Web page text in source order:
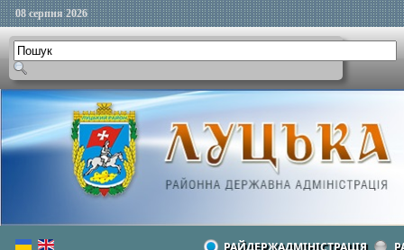
08 серпня 2026
РАЙДЕРЖАДМІНІСТРАЦІЯ